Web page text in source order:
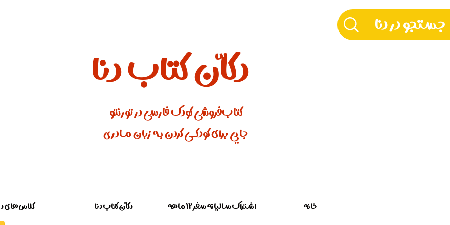
دکّان کتاب دنا
کتاب‌فروشی کودک فارسی در تورنتو
جایی برای کودکـــی کردن بـه زبان مـادری
خانه اشتراک سالیانه سفر ۱۲ ماهه دکّان کتاب دنا کلاس‌های